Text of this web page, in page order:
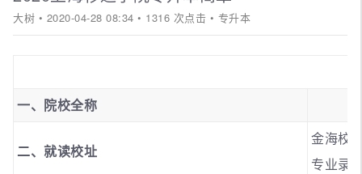
大树 • 2020-04-28 08:34 • 1316 次点击 • 专升本
一、院校全称
二、就读校址
金海校
专业录